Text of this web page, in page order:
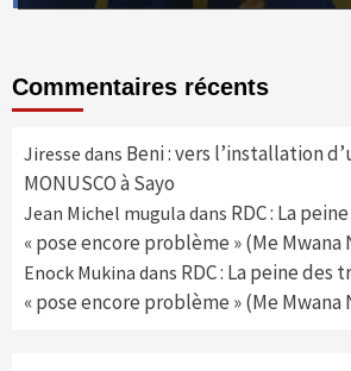
Commentaires récents
Jiresse dans Beni : vers l’installation
MONUSCO à Sayo
Jean Michel mugula dans RDC : La
« pose encore problème » (Me
Enock Mukina dans RDC : La peine des
« pose encore problème » (Me